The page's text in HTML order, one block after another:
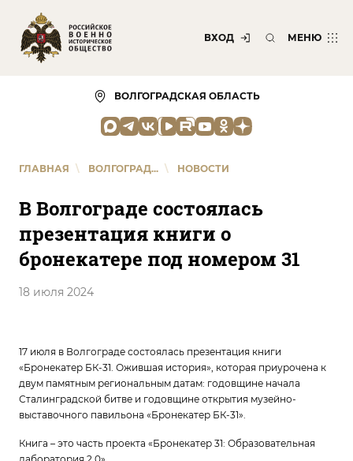
ВХОД МЕНЮ
ВОЛГОГРАДСКАЯ ОБЛАСТЬ
ГЛАВНАЯ \ ВОЛГОГРАД... \ НОВОСТИ
В Волгограде состоялась
презентация книги о
бронекатере под номером 31
18 июля 2024
17 июля в Волгограде состоялась презентация книги
«Бронекатер БК-31. Ожившая история», которая приурочена к
двум памятным региональным датам: годовщине начала
Сталинградской битве и годовщине открытия музейно-
выставочного павильона «Бронекатер БК-31».
Книга – это часть проекта «Бронекатер 31: Образовательная